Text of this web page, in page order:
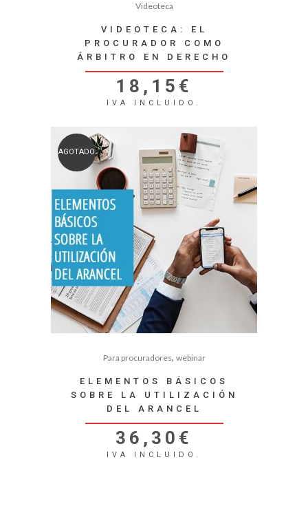
Videoteca
VIDEOTECA: EL
PROCURADOR COMO
ÁRBITRO EN DERECHO
18,15 €
IVA INCLUIDO.
AGOTADO
Para procuradores, webinar
ELEMENTOS BÁSICOS
SOBRE LA UTILIZACIÓN
DEL ARANCEL
36,30 €
IVA INCLUIDO.